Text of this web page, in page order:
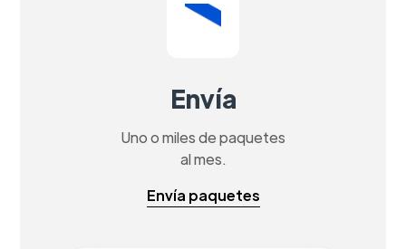
Envía
Uno o miles de paquetes
al mes.
Envía paquetes